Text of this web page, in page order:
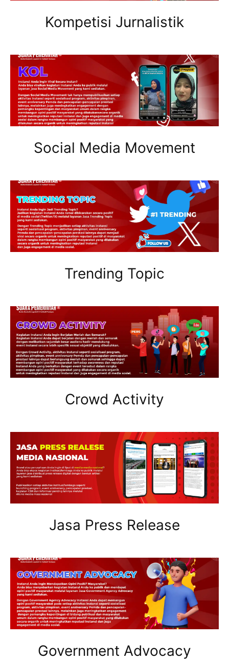
Kompetisi Jurnalistik
Social Media Movement
Trending Topic
Crowd Activity
Jasa Press Release
Government Advocacy